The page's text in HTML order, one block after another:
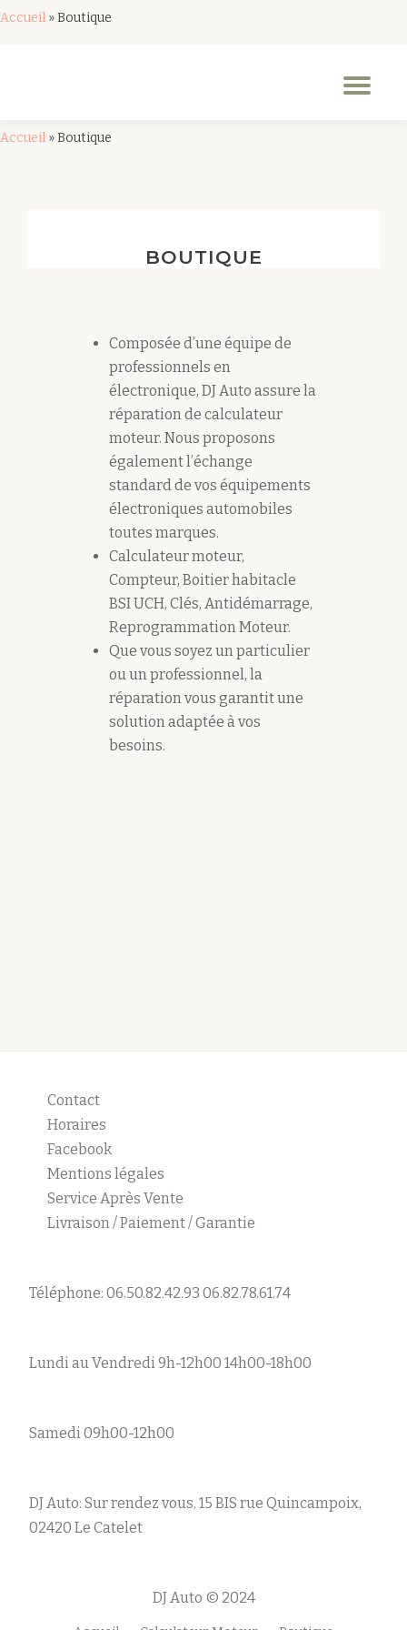
Accueil »Boutique
Accueil »Boutique
BOUTIQUE
Composée d’une équipe de
professionnels en
électronique, DJ Auto assure la
réparation de calculateur
moteur. Nous proposons
également l’échange
standard de vos équipements
électroniques automobiles
toutes marques.
Calculateur moteur,
Compteur, Boitier habitacle
BSI UCH, Clés, Antidémarrage,
Reprogrammation Moteur.
Que vous soyez un particulier
ou un professionnel, la
réparation vous garantit une
solution adaptée à vos
besoins.
Contact
Horaires
Facebook
Mentions légales
Service Après Vente
Livraison / Paiement / Garantie
Téléphone: 06.50.82.42.93 06.82.78.61.74
Lundi au Vendredi 9h-12h00 14h00-18h00
Samedi 09h00-12h00
DJ Auto: Sur rendez vous, 15 BIS rue Quincampoix,
02420 Le Catelet
DJ Auto © 2024